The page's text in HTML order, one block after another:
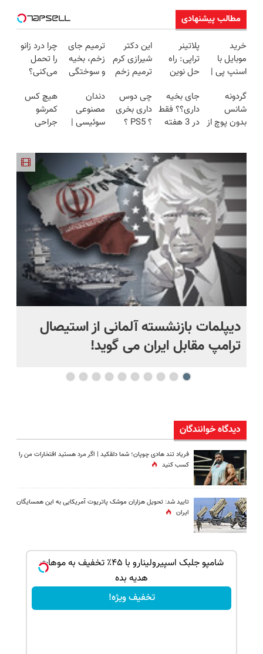
مطالب پیشنهادی
خرید
موبایل با
اسنپ پی |
بدون سود و
کارمزد!
پلاتینر
تراپی: راه
حل نوین
در منزل
شما
این دکتر
شیرازی کرم
ترمیم زخم
ساخت!!!
ترمیم جای
زخم، بخیه
و سوختگی
هفته!!😍
چرا درد زانو
را تحمل
می‌کنی؟
درمنزل
درمانش کن
گردونه
شانس
بدون پوچ از
بیت کوین
🔥
جای بخیه
داری؟؟ فقط
در 3 هفته
چی دوس
داری بخری
؟ PS5 ؟
میلیون
اعتبار بگیر و
قسطی بخر
✅
دندان
مصنوعی
سوئیسی |
طبیعی!
ویزیت
رایگان+پرداخت
اقساطی😍
هیچ کس
کمرشو
جراحی
کمردرد
بدون قرص
(پرسشنامه)
دیپلمات بازنشسته آلمانی از استیصال
ترامپ مقابل ایران می گوید!
دیدگاه خوانندگان
فریاد تند هادی چوپان؛‌ شما دلقکید | اگر مرد هستید افتخارات من را
کسب کنید
تایید شد: تحویل هزاران موشک پاتریوت آمریکایی به این همسایگان
ایران
شامپو جلبک اسپیرولینارو با ۴۵٪ تخفیف به موهات
هدیه بده
تخفیف ویژه!